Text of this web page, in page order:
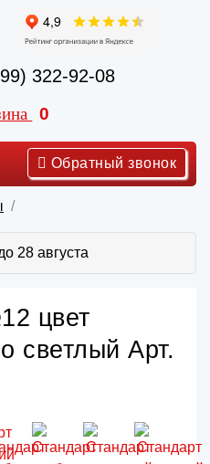
322-92-08
0
Обратный звонок
28 августа
цвет
светлый Арт.